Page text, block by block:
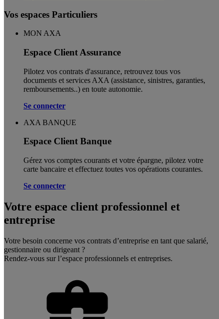
Vos espaces Particuliers
MON AXA
Espace Client Assurance
Pilotez vos contrats d'assurance, retrouvez tous vos
documents et services AXA (assistance, sinistres, garanties,
remboursements..) en toute autonomie. ​
Se connecter
AXA BANQUE
Espace Client Banque
Gérez vos comptes courants et votre épargne, pilotez votre
carte bancaire et effectuez toutes vos opérations courantes.
Se connecter
Votre espace client professionnel et
entreprise
Votre besoin concerne vos contrats d’entreprise en tant que salarié,
gestionnaire ou dirigeant ?
Rendez-vous sur l’espace professionnels et entreprises.